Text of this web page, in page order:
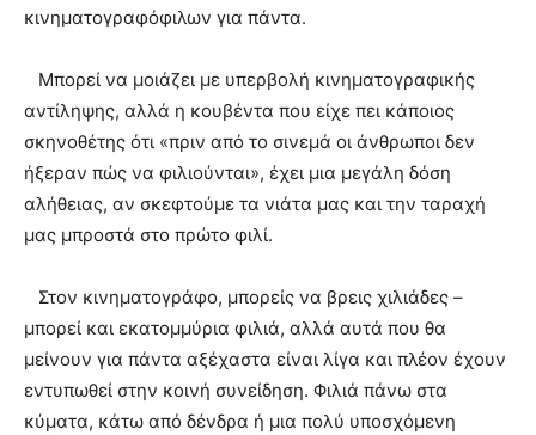
κινηματογραφόφιλων για πάντα.
Μπορεί να μοιάζει με υπερβολή κινηματογραφικής
αντίληψης, αλλά η κουβέντα που είχε πει κάποιος
σκηνοθέτης ότι «πριν από το σινεμά οι άνθρωποι δεν
ήξεραν πώς να φιλιούνται», έχει μια μεγάλη δόση
αλήθειας, αν σκεφτούμε τα νιάτα μας και την ταραχή
μας μπροστά στο πρώτο φιλί.
Στον κινηματογράφο, μπορείς να βρεις χιλιάδες –
μπορεί και εκατομμύρια φιλιά, αλλά αυτά που θα
μείνουν για πάντα αξέχαστα είναι λίγα και πλέον έχουν
εντυπωθεί στην κοινή συνείδηση. Φιλιά πάνω στα
κύματα, κάτω από δένδρα ή μια πολύ υποσχόμενη